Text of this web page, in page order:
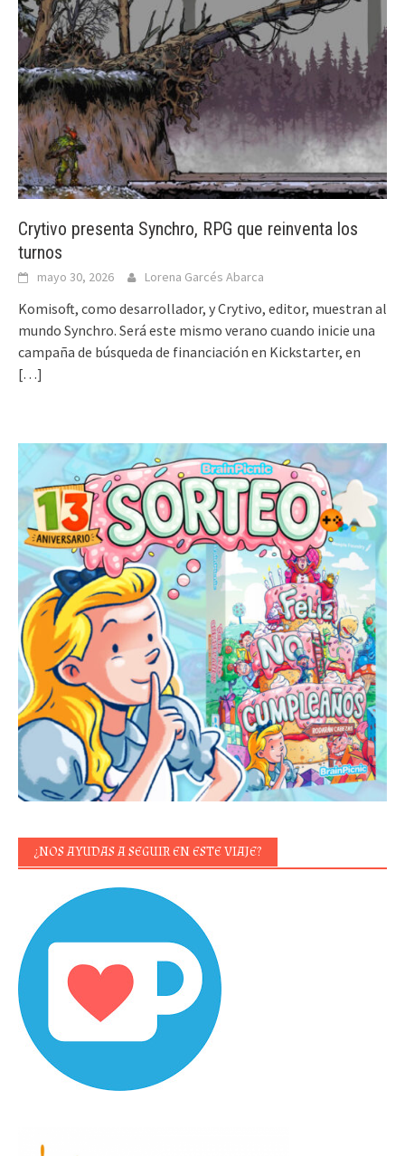
Crytivo presenta Synchro, RPG que reinventa los
turnos
mayo 30, 2026 Lorena Garcés Abarca
Komisoft, como desarrollador, y Crytivo, editor, muestran al
mundo Synchro. Será este mismo verano cuando inicie una
campaña de búsqueda de financiación en Kickstarter, en
[…]
¿NOS AYUDAS A SEGUIR EN ESTE VIAJE?